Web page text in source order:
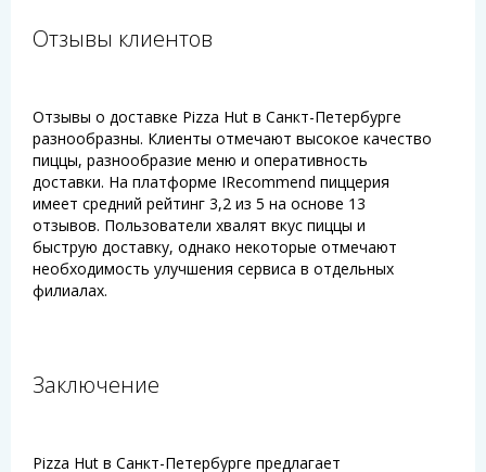
Отзывы клиентов
Отзывы о доставке Pizza Hut в Санкт-Петербурге
разнообразны. Клиенты отмечают высокое качество
пиццы, разнообразие меню и оперативность
доставки. На платформе IRecommend пиццерия
имеет средний рейтинг 3,2 из 5 на основе 13
отзывов. Пользователи хвалят вкус пиццы и
быструю доставку, однако некоторые отмечают
необходимость улучшения сервиса в отдельных
филиалах.
Заключение
Pizza Hut в Санкт-Петербурге предлагает